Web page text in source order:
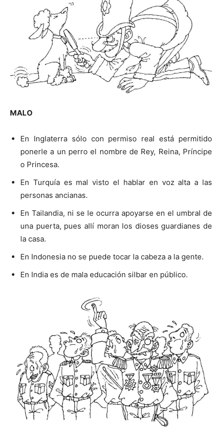
MALO
En Inglaterra sólo con permiso real está permitido
ponerle a un perro el nombre de Rey, Reina, Príncipe
o Princesa.
En Turquía es mal visto el hablar en voz alta a las
personas ancianas.
En Tailandia, ni se le ocurra apoyarse en el umbral de
una puerta, pues allí moran los dioses guardianes de
la casa.
En Indonesia no se puede tocar la cabeza a la gente.
En India es de mala educación silbar en público.